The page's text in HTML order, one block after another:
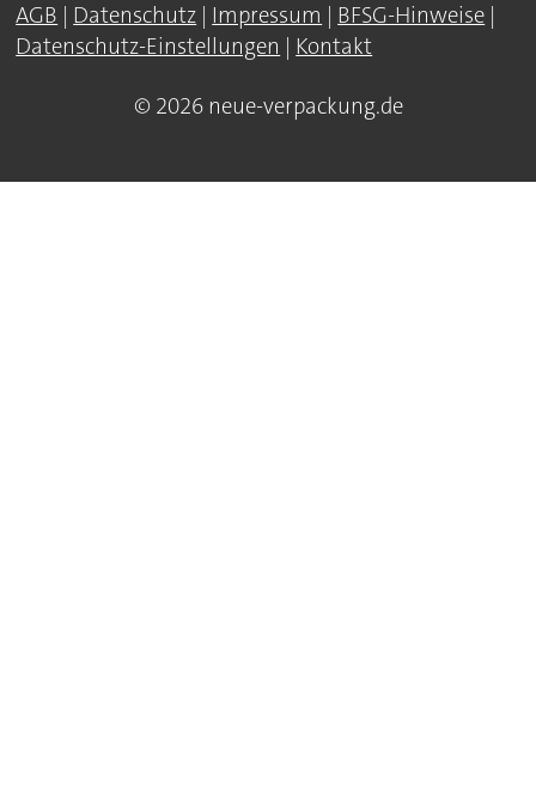
AGB | Datenschutz | Impressum | BFSG-Hinweise |
Datenschutz-Einstellungen | Kontakt
© 2026 neue-verpackung.de